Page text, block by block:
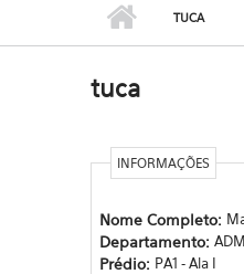
TUCA
tuca
INFORMAÇÕES
Nome Completo:
Departamento: ADM
Prédio: PA1 - Ala I